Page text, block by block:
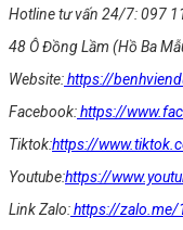
Hotline tư vấn 24/7: 097
48 Ô Đồng Lầm (Hồ Ba
Website:https://
Facebook:https://
Tiktok:https://
Youtube:https://
Link Zalo:https://